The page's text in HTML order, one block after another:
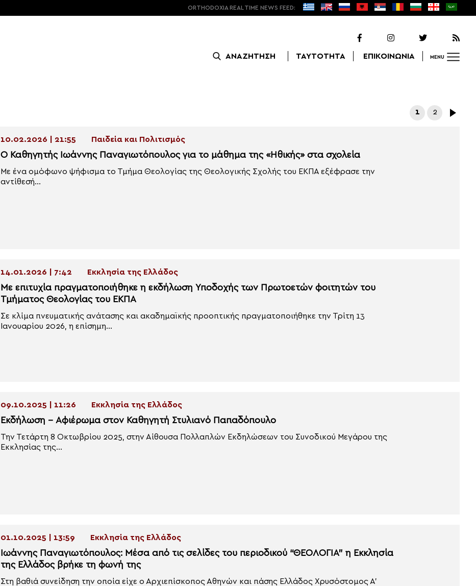
ORTHODOXIA REAL TIME NEWS FEED:
ΑΝΑΖΗΤΗΣΗ ΤΑΥΤΟΤΗΤΑ ΕΠΙΚΟΙΝΩΝΙΑ MENU
1 2
10.02.2026 | 21:55 Παιδεία και Πολιτισμός
Ο Καθηγητής Ιωάννης Παναγιωτόπουλος για το μάθημα της «Ηθικής» στα σχολεία
Με ένα ομόφωνο ψήφισμα το Τμήμα Θεολογίας της Θεολογικής Σχολής του ΕΚΠΑ εξέφρασε την
αντίθεσή...
14.01.2026 | 7:42 Εκκλησία της Ελλάδος
Με επιτυχία πραγματοποιήθηκε η εκδήλωση Υποδοχής των Πρωτοετών φοιτητών του
Τμήματος Θεολογίας του ΕΚΠΑ
Σε κλίμα πνευματικής ανάτασης και ακαδημαϊκής προοπτικής πραγματοποιήθηκε την Τρίτη 13
Ιανουαρίου 2026, η επίσημη...
09.10.2025 | 11:26 Εκκλησία της Ελλάδος
Εκδήλωση – Αφιέρωμα στον Καθηγητή Στυλιανό Παπαδόπουλο
Την Τετάρτη 8 Οκτωβρίου 2025, στην Αίθουσα Πολλαπλών Εκδηλώσεων του Συνοδικού Μεγάρου της
Εκκλησίας της...
01.10.2025 | 13:59 Εκκλησία της Ελλάδος
Ιωάννης Παναγιωτόπουλος: Μέσα από τις σελίδες του περιοδικού “ΘΕΟΛΟΓΙΑ” η Εκκλησία
της Ελλάδος βρήκε τη φωνή της
Στη βαθιά συνείδηση την οποία είχε ο Αρχιεπίσκοπος Αθηνών και πάσης Ελλάδος Χρυσόστομος Α’